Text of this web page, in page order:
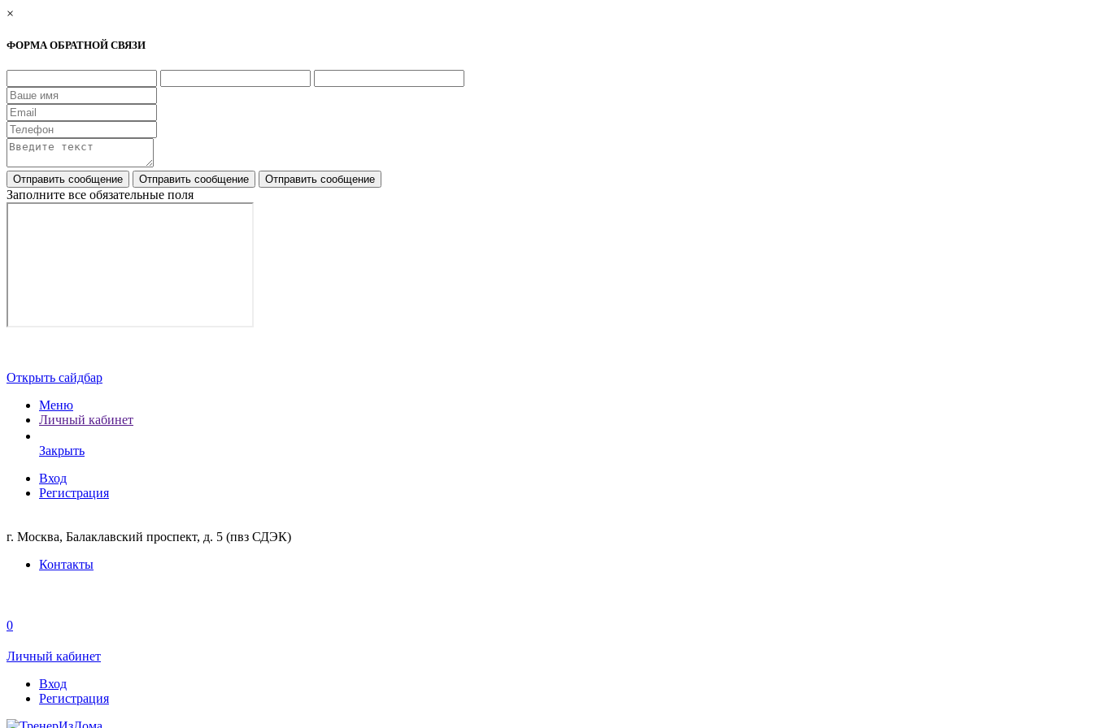
×
ФОРМА ОБРАТНОЙ СВЯЗИ
Заполните все обязательные поля
Открыть сайдбар
Меню
Личный кабинет
Закрыть
Вход
Регистрация
г. Москва, Балаклавский проспект, д. 5 (пвз СДЭК)
Контакты
0
Личный кабинет
Вход
Регистрация